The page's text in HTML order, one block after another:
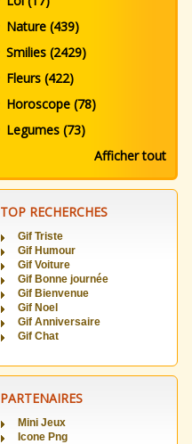
Nature (439)
Smilies (2429)
Fleurs (422)
Horoscope (78)
Legumes (73)
Afficher tout
TOP RECHERCHES
Gif Triste
Gif Humour
Gif Voiture
Gif Bonne journée
Gif Bienvenue
Gif Noel
Gif Anniversaire
Gif Chat
PARTENAIRES
Mini Jeux
Icone Png